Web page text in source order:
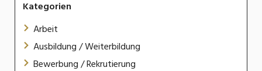
Kategorien
Arbeit
Ausbildung / Weiterbildung
Bewerbung / Rekrutierung